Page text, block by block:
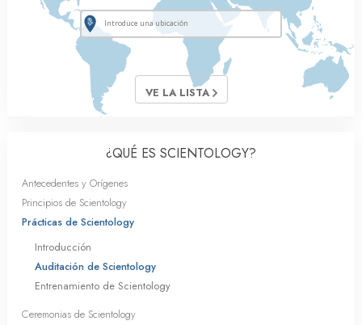
VE LA LISTA
¿QUÉ ES SCIENTOLOGY?
Antecedentes y Orígenes
Principios de Scientology
Prácticas de Scientology
Introducción
Auditación de Scientology
Entrenamiento de Scientology
Ceremonias de Scientology